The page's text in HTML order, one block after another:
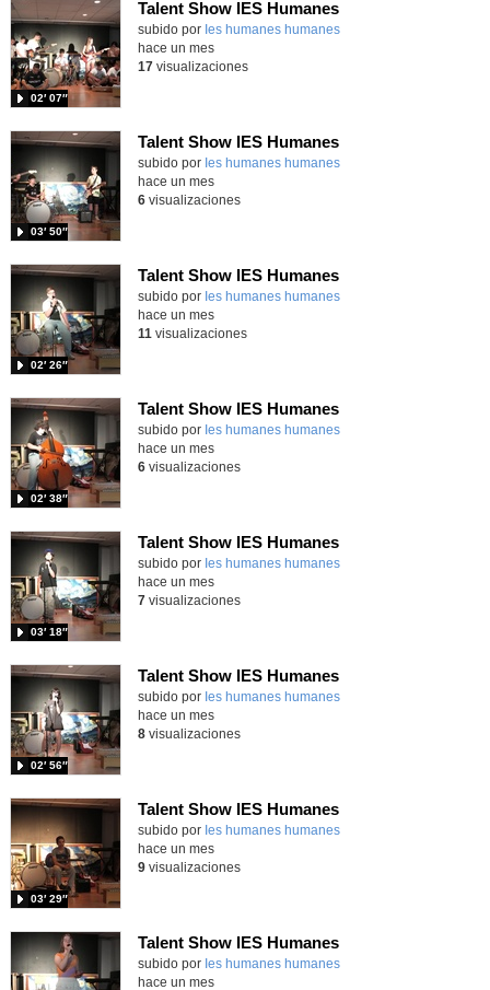
Talent Show IES Humanes
subido por Ies humanes humanes
02′ 07″
-
hace un mes
17visualizaciones
Talent Show IES Humanes
subido por Ies humanes humanes
03′ 50″
-
hace un mes
6visualizaciones
Talent Show IES Humanes
subido por Ies humanes humanes
02′ 26″
-
hace un mes
11 visualizaciones
Talent Show IES Humanes
subido por Ies humanes humanes
02′ 38″
-
hace un mes
6visualizaciones
Talent Show IES Humanes
subido por Ies humanes humanes
03′ 18″
-
hace un mes
7visualizaciones
Talent Show IES Humanes
subido por Ies humanes humanes
02′ 56″
-
hace un mes
8visualizaciones
Talent Show IES Humanes
subido por Ies humanes humanes
03′ 29″
-
hace un mes
9visualizaciones
Talent Show IES Humanes
subido por Ies humanes humanes-
hace un mes